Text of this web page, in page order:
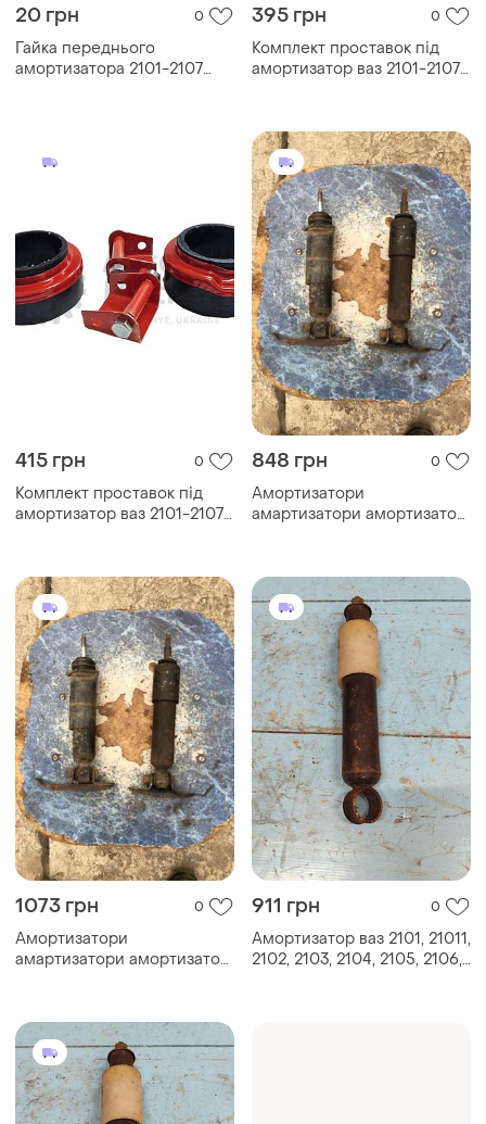
20 грн 0
Гайка переднього
амортизатора 2101-2107
395 грн 0
Комплект проставок під
амортизатор ваз 2101-2107
415 грн 0
Комплект проставок під
амортизатор ваз 2101-2107
848 грн 0
Амортизатори
амартизатори амортизатор
1073 грн 0
Амортизатори
амартизатори амортизатор
911 грн 0
Амортизатор ваз 2101, 21011,
2102, 2103, 2104, 2105, 2106,